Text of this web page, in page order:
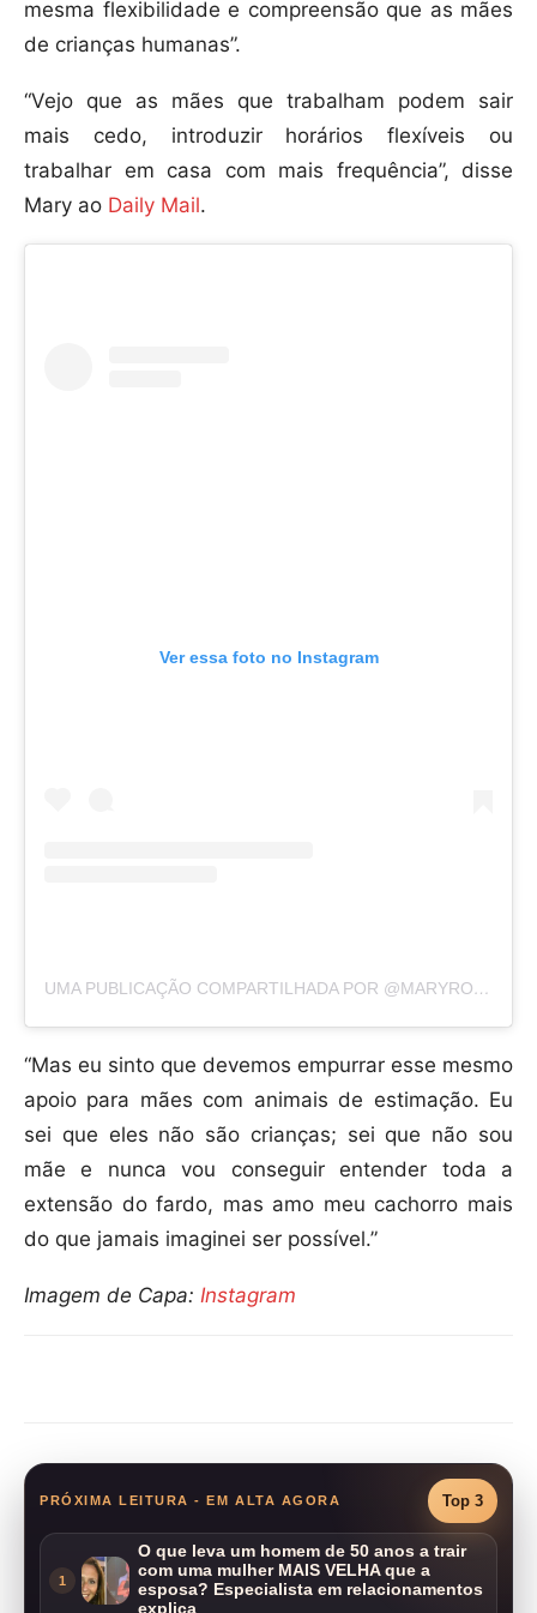
mesma flexibilidade e compreensão que as mães
de crianças humanas”.
“Vejo que as mães que trabalham podem sair
mais cedo, introduzir horários flexíveis ou
trabalhar em casa com mais frequência”, disse
Mary ao Daily Mail.
Ver essa foto no Instagram
UMA PUBLICAÇÃO COMPARTILHADA POR @MARYROSEM
“Mas eu sinto que devemos empurrar esse mesmo
apoio para mães com animais de estimação. Eu
sei que eles não são crianças; sei que não sou
mãe e nunca vou conseguir entender toda a
extensão do fardo, mas amo meu cachorro mais
do que jamais imaginei ser possível.”
Imagem de Capa: Instagram
PRÓXIMA LEITURA - EM ALTA AGORA Top 3
1
O que leva um homem de 50 anos a trair
com uma mulher MAIS VELHA que a
esposa? Especialista em relacionamentos
explica